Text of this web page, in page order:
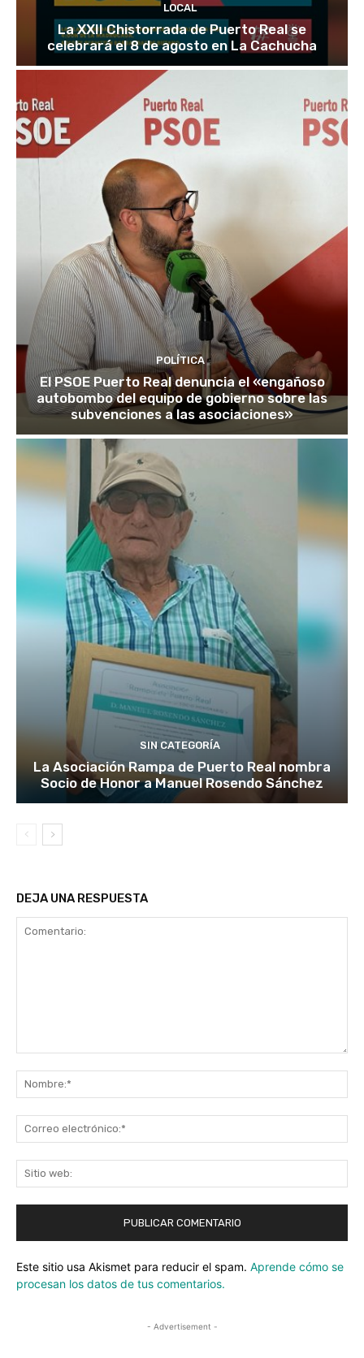
LOCAL
La XXII Chistorrada de Puerto Real se
celebrará el 8 de agosto en La Cachucha
POLÍTICA
El PSOE Puerto Real denuncia el «engañoso
autobombo del equipo de gobierno sobre las
subvenciones a las asociaciones»
SIN CATEGORÍA
La Asociación Rampa de Puerto Real nombra
Socio de Honor a Manuel Rosendo Sánchez
DEJA UNA RESPUESTA
Este sitio usa Akismet para reducir el spam. Aprende cómo se
procesan los datos de tus comentarios.
- Advertisement -